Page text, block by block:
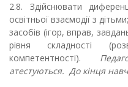
2.8. Здійснювати
освітньої взаємодії з
засобів (ігор, вправ,
рівня складності
компетентності).
атестуються. До кінця